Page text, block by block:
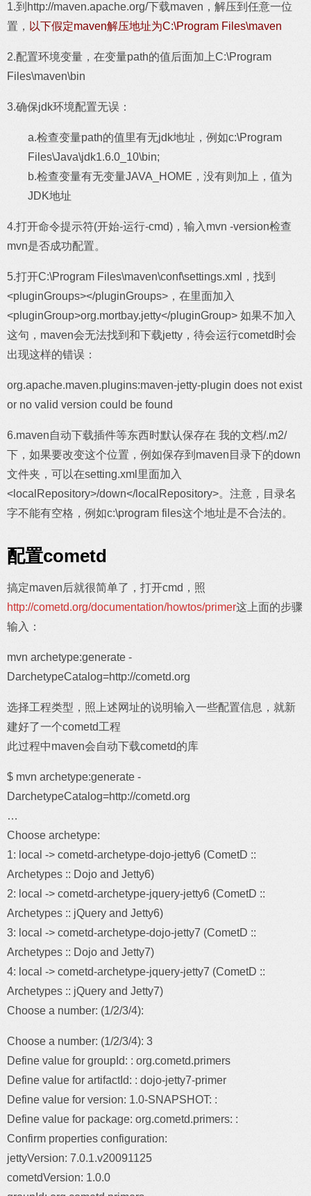
1.到http://maven.apache.org/下载maven，解压到任意一位
置， 以下假定maven解压地址为C:\Program Files\maven
2.配置环境变量，在变量path的值后面加上C:\Program
Files\maven\bin
3.确保jdk环境配置无误：
a.检查变量path的值里有无jdk地址，例如c:\Program
Files\Java\jdk1.6.0_10\bin;
b.检查变量有无变量JAVA_HOME，没有则加上，值为
JDK地址
4.打开命令提示符(开始-运行-cmd)，输入mvn -version检查
mvn是否成功配置。
5.打开C:\Program Files\maven\conf\settings.xml，找到
<pluginGroups></pluginGroups>，在里面加入
<pluginGroup>org.mortbay.jetty</pluginGroup> 如果不加入
这句，maven会无法找到和下载jetty，待会运行cometd时会
出现这样的错误：
org.apache.maven.plugins:maven-jetty-plugin does not exist
or no valid version could be found
6.maven自动下载插件等东西时默认保存在 我的文档/.m2/
下，如果要改变这个位置，例如保存到maven目录下的down
文件夹，可以在setting.xml里面加入
<localRepository>/down</localRepository>。注意，目录名
字不能有空格，例如c:\program files这个地址是不合法的。
配置cometd
搞定maven后就很简单了，打开cmd，照
http://cometd.org/documentation/howtos/primer这上面的步骤
输入：
mvn archetype:generate -
DarchetypeCatalog=http://cometd.org
选择工程类型，照上述网址的说明输入一些配置信息，就新
建好了一个cometd工程
此过程中maven会自动下载cometd的库
$ mvn archetype:generate -
DarchetypeCatalog=http://cometd.org
…
Choose archetype:
1: local -> cometd-archetype-dojo-jetty6 (CometD ::
Archetypes :: Dojo and Jetty6)
2: local -> cometd-archetype-jquery-jetty6 (CometD ::
Archetypes :: jQuery and Jetty6)
3: local -> cometd-archetype-dojo-jetty7 (CometD ::
Archetypes :: Dojo and Jetty7)
4: local -> cometd-archetype-jquery-jetty7 (CometD ::
Archetypes :: jQuery and Jetty7)
Choose a number: (1/2/3/4):
Choose a number: (1/2/3/4): 3
Define value for groupId: : org.cometd.primers
Define value for artifactId: : dojo-jetty7-primer
Define value for version: 1.0-SNAPSHOT: :
Define value for package: org.cometd.primers: :
Confirm properties configuration:
jettyVersion: 7.0.1.v20091125
cometdVersion: 1.0.0